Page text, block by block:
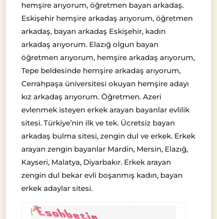
hemşire arıyorum, öğretmen bayan arkadaş.
Eskişehir hemşire arkadaş arıyorum, öğretmen
arkadaş, bayan arkadaş Eskişehir, kadın
arkadaş arıyorum. Elazığ olgun bayan
öğretmen arıyorum, hemşire arkadaş arıyorum,
Tepe beldesinde hemşire arkadaş arıyorum,
Cerrahpaşa üniversitesi okuyan hemşire adayı
kız arkadaş arıyorum. Öğretmen. Azeri
evlenmek isteyen erkek arayan bayanlar evlilik
sitesi. Türkiye’nin ilk ve tek. Ücretsiz bayan
arkadaş bulma sitesi, zengin dul ve erkek. Erkek
arayan zengin bayanlar Mardin, Mersin, Elazığ,
Kayseri, Malatya, Diyarbakır. Erkek arayan
zengin dul bekar evli boşanmış kadın, bayan
erkek adaylar sitesi.